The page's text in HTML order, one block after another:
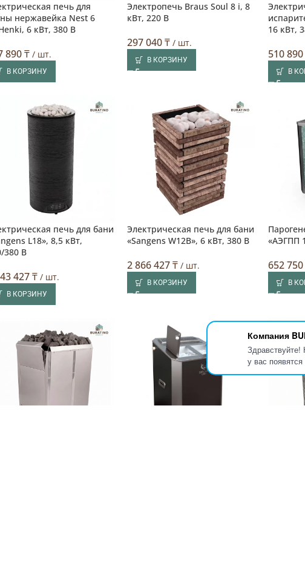
Компания
у вас
печь для
нержавейка Nest 6
6 кВт, 380 В
890₸ / шт.
В КОРЗИНУ
Электропечь Braus Soul 8 i, 8
кВт, 220 В
297 040₸ / шт.
В КОРЗИНУ
16 кВт,
510 890
В
печь для бани
L18», 8,5 кВт,
380 В
427₸ / шт.
В КОРЗИНУ
Электрическая печь для бани
«Sangens W12B», 6 кВт, 380 В
2 866 427₸ / шт.
В КОРЗИНУ
«АЭГПП
652 750
В